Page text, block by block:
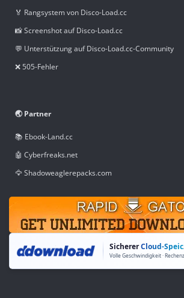
🏅 Rangsystem von Disco-Load.cc
📸 Screenshot auf Disco-Load.cc
💬 Unterstützung auf Disco-Load.cc-Community
❌ 505-Fehler
🌏 Partner
📚 Ebook-Land.cc
🤖 Cyberfreaks.net
🦅 Shadoweaglerepacks.com
SichererCloud-Speicher